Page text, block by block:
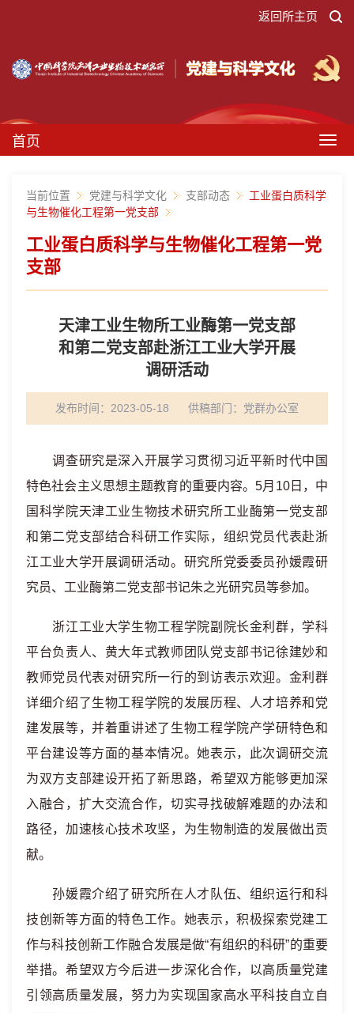
返回所主页
首页
当前位置 党建与科学文化 支部动态
工业蛋白质科学
与生物催化工程第一党支部
工业蛋白质科学与生物催化工程第一党
支部
天津工业生物所工业酶第一党支部
和第二党支部赴浙江工业大学开展
调研活动
发布时间：2023-05-18 供稿部门： 党群办公室
调查研究是深入开展学习贯彻习近平新时代中国
特色社会主义思想主题教育的重要内容。5月10日，中
国科学院天津工业生物技术研究所工业酶第一党支部
和第二党支部结合科研工作实际，组织党员代表赴浙
江工业大学开展调研活动。研究所党委委员孙媛霞研
究员、工业酶第二党支部书记朱之光研究员等参加。
浙江工业大学生物工程学院副院长金利群，学科
平台负责人、黄大年式教师团队党支部书记徐建妙和
教师党员代表对研究所一行的到访表示欢迎。金利群
详细介绍了生物工程学院的发展历程、人才培养和党
建发展等，并着重讲述了生物工程学院产学研特色和
平台建设等方面的基本情况。她表示，此次调研交流
为双方支部建设开拓了新思路，希望双方能够更加深
入融合，扩大交流合作，切实寻找破解难题的办法和
路径，加速核心技术攻坚，为生物制造的发展做出贡
献。
孙媛霞介绍了研究所在人才队伍、组织运行和科
技创新等方面的特色工作。她表示，积极探索党建工
作与科技创新工作融合发展是做“有组织的科研”的重要
举措。希望双方今后进一步深化合作，以高质量党建
引领高质量发展，努力为实现国家高水平科技自立自